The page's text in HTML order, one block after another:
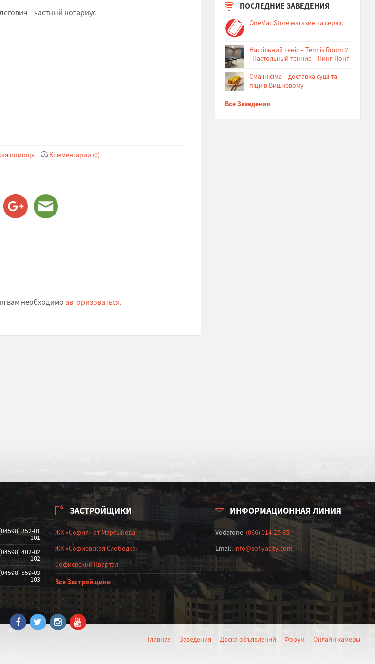
– частный нотариус
помощь Комментарии (0)
вам необходимо авторизоваться.
ПОСЛЕДНИЕ ЗАВЕДЕНИЯ
OneMac.Store магазин та сервіс
Настільний теніс – Tennis Room 2
| Настольный теннис – Пинг Понг
Cмачнісіма – доставка суші та
піци в Вишневому
Все Заведения
(04598) 352-01
101
(04598) 402-02
102
(04598) 559-03
103
ЗАСТРОЙЩИКИ
ЖК «София» от Мартынова
ЖК «Софиевская Слободка»
Софиевский Квартал
Все Застройщики
ИНФОРМАЦИОННАЯ ЛИНИЯ
Vodafone: (066) 014-25-85
Email: info@sofiyacity.com
Главная Заведения Доска объявлений Форум Онлайн камеры